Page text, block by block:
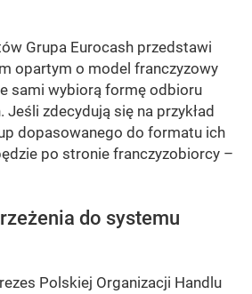
Grupa Eurocash przedstawi
opartym o model franczyzowy
sami wybiorą formę odbioru
zdecydują się na przykład
dopasowanego do formatu ich
po stronie franczyzobiorcy –
do systemu
Polskiej Organizacji Handlu